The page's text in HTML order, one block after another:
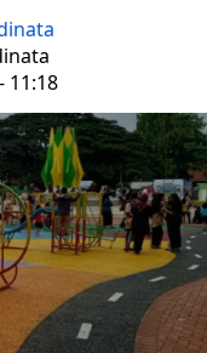
11:18